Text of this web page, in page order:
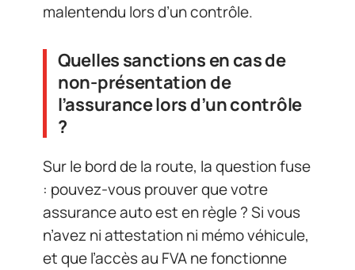
malentendu lors d’un contrôle.
Quelles sanctions en cas de
non-présentation de
l’assurance lors d’un contrôle
?
Sur le bord de la route, la question fuse
: pouvez-vous prouver que votre
assurance auto est en règle ? Si vous
n’avez ni attestation ni mémo véhicule,
et que l’accès au FVA ne fonctionne